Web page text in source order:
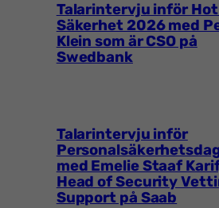
Talarintervju inför Hot
Säkerhet 2026 med
Klein som är CSO på
Swedbank
Talarintervju inför
med Emelie Staaf
Head of Security
Support på Saab